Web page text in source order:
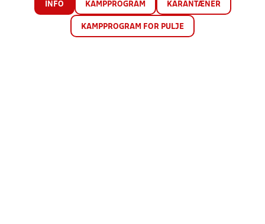
INFO KAMPPROGRAM KARANTÆNER
KAMPPROGRAM FOR PULJE